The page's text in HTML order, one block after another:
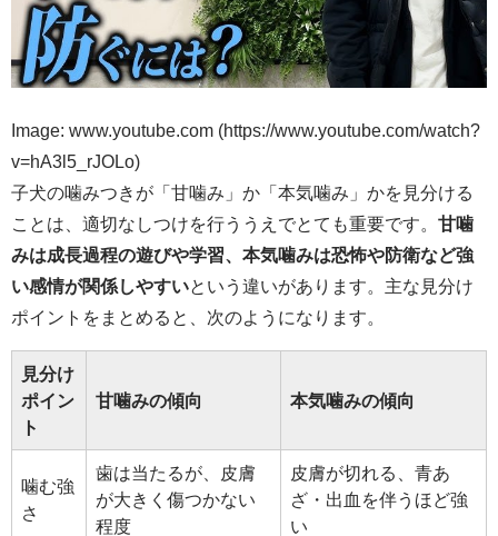
Image: www.youtube.com (https://www.youtube.com/watch?
v=hA3l5_rJOLo)
子犬の噛みつきが「甘噛み」か「本気噛み」かを見分ける
ことは、適切なしつけを行ううえでとても重要です。 甘噛
みは成長過程の遊びや学習、本気噛みは恐怖や防衛など強
い感情が関係しやすいという違いがあります。主な見分け
ポイントをまとめると、次のようになります。
見分け
ポイン
ト
甘噛みの傾向 本気噛みの傾向
噛む強
さ
歯は当たるが、皮膚
が大きく傷つかない
程度
皮膚が切れる、青あ
ざ・出血を伴うほど強
い